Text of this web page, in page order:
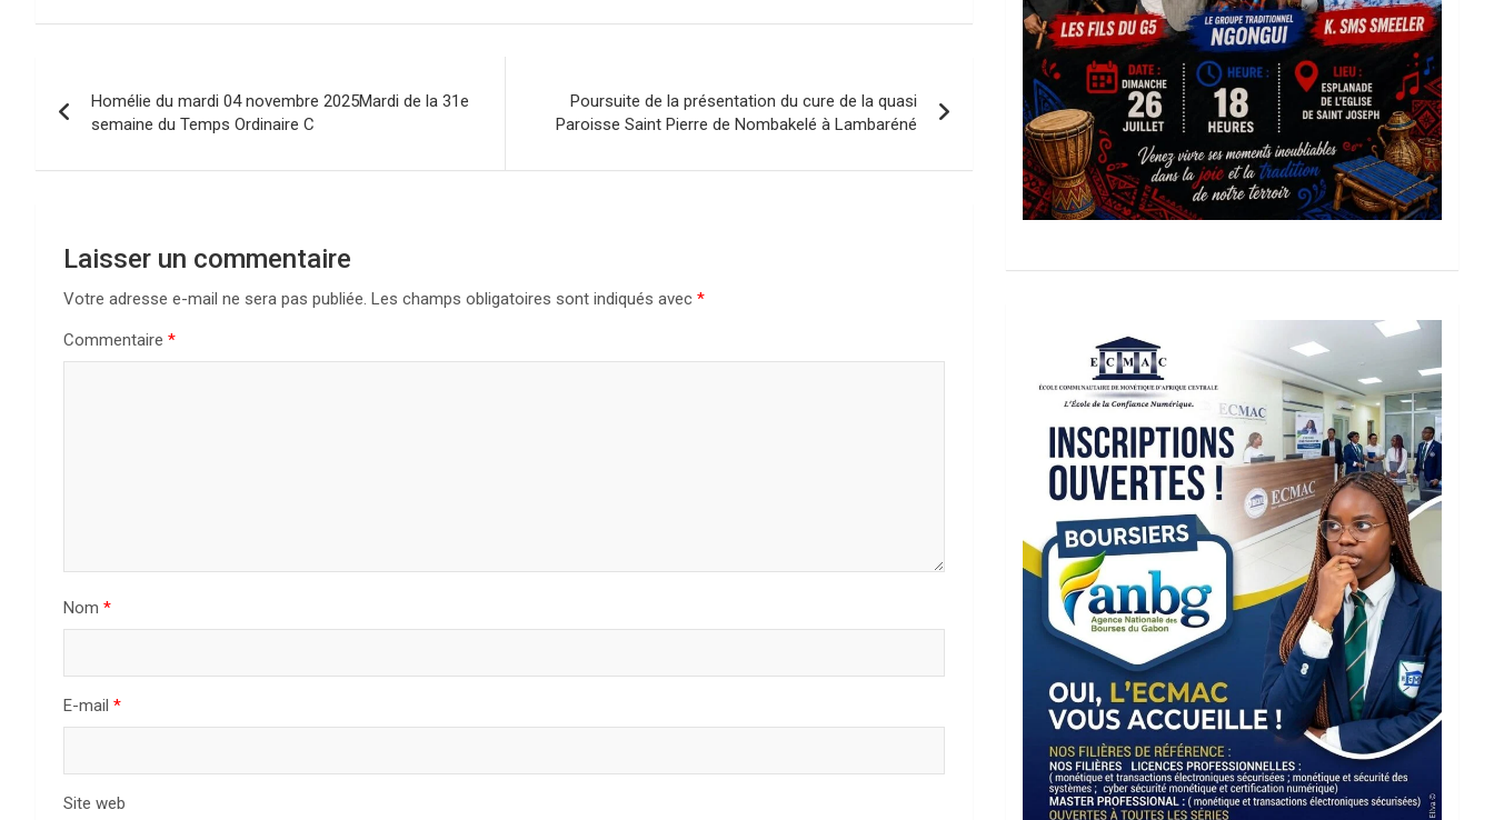
de
l’article
Homélie du mardi 04 novembre 2025Mardi de la 31e
semaine du Temps Ordinaire C
Poursuite de la présentation du cure de la quasi
Paroisse Saint Pierre de Nombakelé à Lambaréné
Laisser un commentaire
Votre adresse e-mail ne sera pas publiée. Les champs obligatoires sont indiqués avec *
Commentaire *
Nom *
E-mail *
Site web